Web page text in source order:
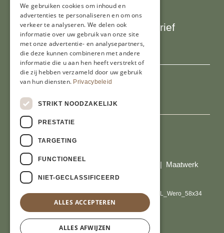
sterren
Schrijf je in voor onze nieuwsbrief
E-mailadres
Al onze prijzen zijn incl. BTW
© Copyright 2026 Limburgs Bakwinkeltje | Maatwerk
website webmix
We gebruiken cookies om inhoud en
advertenties te personaliseren en om ons
verkeer te analyseren. We delen ook
informatie over uw gebruik van onze site
met onze advertentie- en analysepartners,
die deze kunnen combineren met andere
informatie die u aan hen heeft verstrekt of
die zij hebben verzameld door uw gebruik
van hun diensten. Privacybeleid
STRIKT NOODZAKELIJK
PRESTATIE
TARGETING
FUNCTIONEEL
NIET-GECLASSIFICEERD
ALLES ACCEPTEREN
ALLES AFWIJZEN